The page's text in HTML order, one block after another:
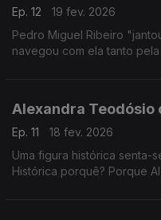
Ep. 12
19 fev. 2026
Pedro Miguel Ribeiro
navegou com ela tanto
Alexandra Teodósio
Ep. 11
18 fev. 2026
Uma figura histórica senta-
Histórica porquê? Porque